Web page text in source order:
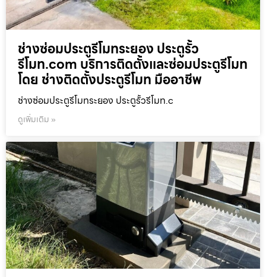
ช่างซ่อมประตูรีโมทระยอง ประตูรั้ว
รีโมท.com บริการติดตั้งและซ่อมประตูรีโมท
โดย ช่างติดตั้งประตูรีโมท มืออาชีพ
ช่างซ่อมประตูรีโมทระยอง ประตูรั้วรีโมท.c
ดูเพิ่มเติม »